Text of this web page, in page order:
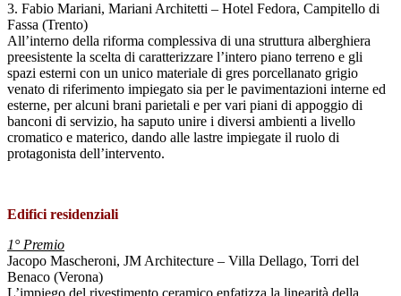
3. Fabio Mariani, Mariani Architetti – Hotel Fedora, Campitello di
Fassa (Trento)
All’interno della riforma complessiva di una struttura alberghiera
preesistente la scelta di caratterizzare l’intero piano terreno e gli
spazi esterni con un unico materiale di gres porcellanato grigio
venato di riferimento impiegato sia per le pavimentazioni interne ed
esterne, per alcuni brani parietali e per vari piani di appoggio di
banconi di servizio, ha saputo unire i diversi ambienti a livello
cromatico e materico, dando alle lastre impiegate il ruolo di
protagonista dell’intervento.
Edifici residenziali
1° Premio
Jacopo Mascheroni, JM Architecture – Villa Dellago, Torri del
Benaco (Verona)